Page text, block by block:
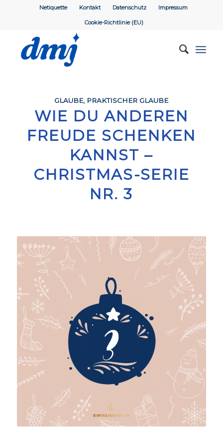
Netiquette Kontakt Datenschutz Impressum
Cookie-Richtlinie (EU)
GLAUBE, PRAKTISCHER GLAUBE
WIE DU ANDEREN
FREUDE SCHENKEN
KANNST –
CHRISTMAS-SERIE
NR. 3